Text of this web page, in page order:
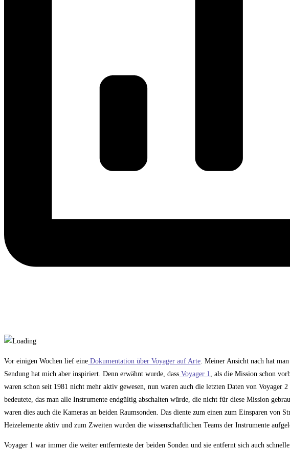
Vor einigen Wochen lief eine Dokumentation über Voyager auf Arte. Meiner Ansicht nach hat
Sendung hat mich aber inspiriert. Denn erwähnt wurde, dass Voyager 1, als die Mission schon
waren schon seit 1981 nicht mehr aktiv gewesen, nun waren auch die letzten Daten von Voyager
bedeutete, das man alle Instrumente endgültig abschalten würde, die nicht für diese Mission
waren dies auch die Kameras an beiden Raumsonden. Das diente zum einen zum Einsparen von
Heizelemente aktiv und zum Zweiten wurden die wissenschaftlichen Teams der Instrumente
Voyager 1 war immer die weiter entfernteste der beiden Sonden und sie entfernt sich auch